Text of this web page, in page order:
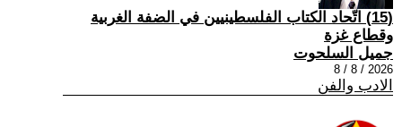
(15) اتّحاد الكتاب الفلسطينيين في الضفة الغربية
وقطاع غزة
جميل السلحوت
2026 / 8 / 8
الادب والفن